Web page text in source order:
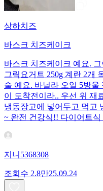
상하치즈
바스크 치즈케이크
바스크 치즈케이크 예요.
그릭요거트 250g 계란 2개
술 예요. 바닐라 오일 5방울
이 도착전이라.. 우선 위 재
냉동장고에 넣어두고 먹고
~ 완전 건강식!! 다이어트식
지니5368308
조회수 2.8만25.09.24